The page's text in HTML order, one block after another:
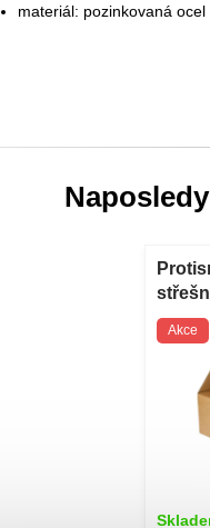
materiál: pozinkovaná ocel
černá
hák
RAL
Akce